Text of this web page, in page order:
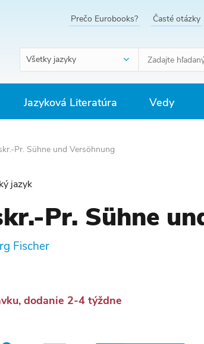
Prečo Eurobooks? Časté otázky
Všetky jazyky
Jazyková Literatúra Vedy
Pr. Sühne und Versöhnung
jazyk
Pr. Sühne
Fischer
dodanie 2-4 týždne